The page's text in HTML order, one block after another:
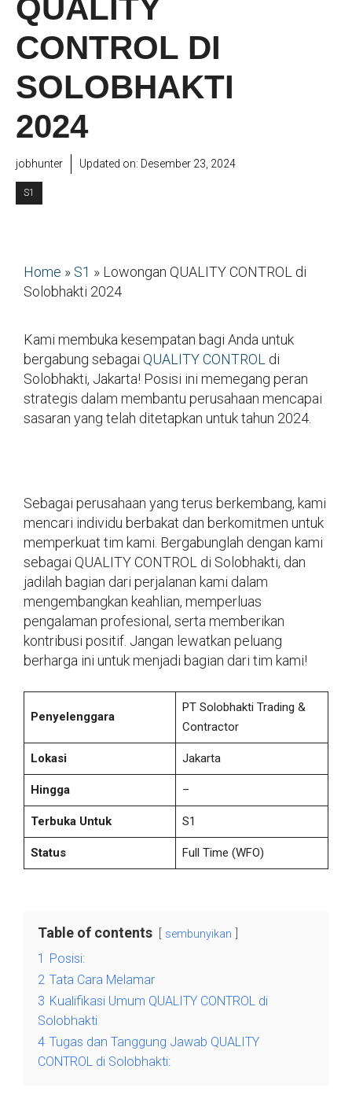
QUALITY
CONTROL DI
SOLOBHAKTI
2024
jobhunter Updated on: Desember 23, 2024
S1
Home » S1 » Lowongan QUALITY CONTROL di
Solobhakti 2024
Kami membuka kesempatan bagi Anda untuk
bergabung sebagai QUALITY CONTROL di
Solobhakti, Jakarta! Posisi ini memegang peran
strategis dalam membantu perusahaan mencapai
sasaran yang telah ditetapkan untuk tahun 2024.
Sebagai perusahaan yang terus berkembang, kami
mencari individu berbakat dan berkomitmen untuk
memperkuat tim kami. Bergabunglah dengan kami
sebagai QUALITY CONTROL di Solobhakti, dan
jadilah bagian dari perjalanan kami dalam
mengembangkan keahlian, memperluas
pengalaman profesional, serta memberikan
kontribusi positif. Jangan lewatkan peluang
berharga ini untuk menjadi bagian dari tim kami!
Penyelenggara
PT Solobhakti Trading &
Contractor
Lokasi Jakarta
Hingga –
Terbuka Untuk S1
Status Full Time (WFO)
Table of contents sembunyikan
1
Posisi:
2 Tata Cara Melamar
3 Kualifikasi Umum QUALITY CONTROL di
Solobhakti
4 Tugas dan Tanggung Jawab QUALITY
CONTROL di Solobhakti: